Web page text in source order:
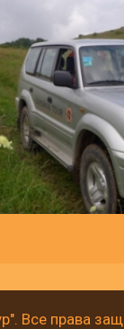
Все права